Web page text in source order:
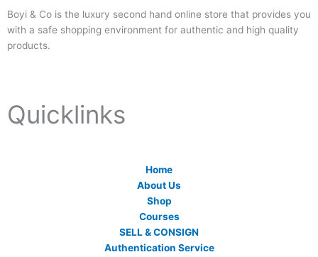
Boyi & Co is the luxury second hand online store that provides you
with a safe shopping environment for authentic and high quality
products.
Quicklinks
Home
About Us
Shop
Courses
SELL & CONSIGN
Authentication Service